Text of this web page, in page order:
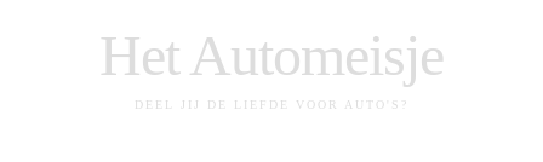
Het Automeisje
DEEL JIJ DE LIEFDE VOOR AUTO'S?